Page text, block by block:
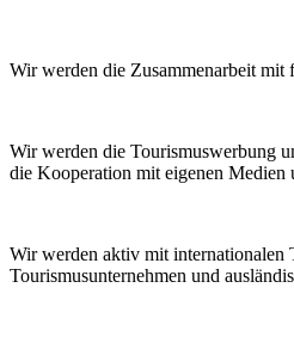
Wir werden die Zusammenarbeit mit
Wir werden die Tourismuswerbung
die Kooperation mit eigenen Medien
Wir werden aktiv mit internationalen
Tourismusunternehmen und